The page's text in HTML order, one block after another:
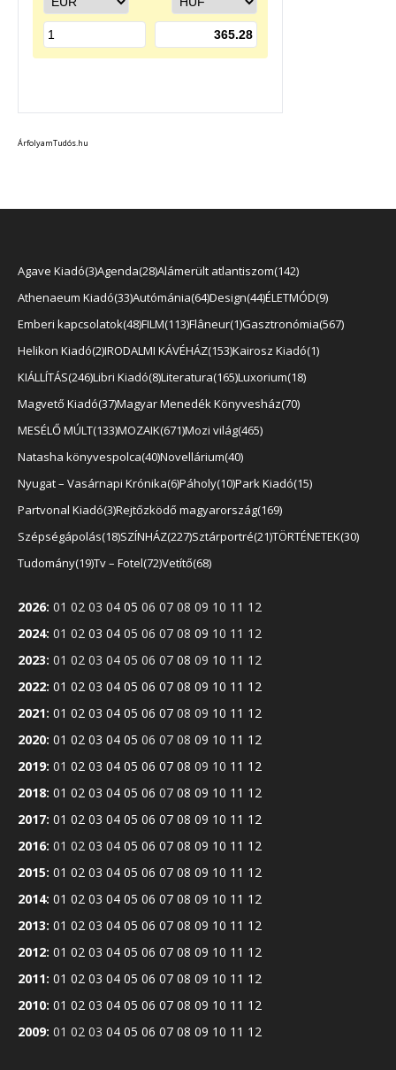
ÁrfolyamTudós.hu
Agave Kiadó 3 Agenda 28Alámerült atlantiszom 142
Athenaeum Kiadó 33 Autómánia 64Design 44ÉLETMÓD 9
Emberi kapcsolatok 48FILM 113 Flâneur 1 Gasztronómia 567
Helikon Kiadó 2IRODALMI KÁVÉHÁZ 153 Kairosz Kiadó 1
KIÁLLÍTÁS 246Libri Kiadó 8Literatura 165 Luxorium 18
Magvető Kiadó 37Magyar Menedék Könyvesház 70
MESÉLŐ MÚLT 133 MOZAIK 671 Mozi világ 465
Natasha könyvespolca 40Novellárium 40
Nyugat – Vasárnapi Krónika 6Páholy 10Park Kiadó 15
Partvonal Kiadó 3 Rejtőzködő magyarország 169
Szépségápolás 18 SZÍNHÁZ 227 Sztárportré 21 TÖRTÉNETEK 30
Tudomány 19Tv – Fotel 72Vetítő 68
2026: 01 02 03 04 05 06 07 08 09 10 11 12
2024: 01 02 03 04 05 06 07 08 09 10 11 12
2023: 01 02 03 04 05 06 07 08 09 10 11 12
2022: 01 02 03 04 05 06 07 08 09 10 11 12
2021: 01 02 03 04 05 06 07 08 09 10 11 12
2020: 01 02 03 04 05 06 07 08 09 10 11 12
2019: 01 02 03 04 05 06 07 08 09 10 11 12
2018: 01 02 03 04 05 06 07 08 09 10 11 12
2017: 01 02 03 04 05 06 07 08 09 10 11 12
2016: 01 02 03 04 05 06 07 08 09 10 11 12
2015: 01 02 03 04 05 06 07 08 09 10 11 12
2014: 01 02 03 04 05 06 07 08 09 10 11 12
2013: 01 02 03 04 05 06 07 08 09 10 11 12
2012: 01 02 03 04 05 06 07 08 09 10 11 12
2011: 01 02 03 04 05 06 07 08 09 10 11 12
2010: 01 02 03 04 05 06 07 08 09 10 11 12
2009: 01 02 03 04 05 06 07 08 09 10 11 12